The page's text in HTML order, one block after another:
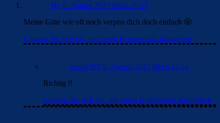
Mo 8. August 2023 Beim 20:17
Meine Güte wie oft noch verpiss dich doch einfach 🤬
Loggen Sie sich ein, um einen Kommentar abzugeben
jesus1965 9. August 2023 Beim 12:44
Richtig !!
Loggen Sie sich ein, um einen Kommentar abzugeben